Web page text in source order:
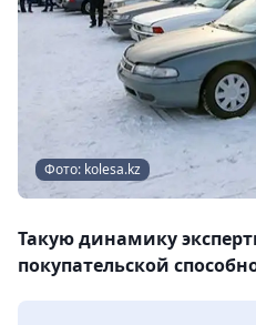
Фото: kolesa.kz
Такую динамику
покупательской